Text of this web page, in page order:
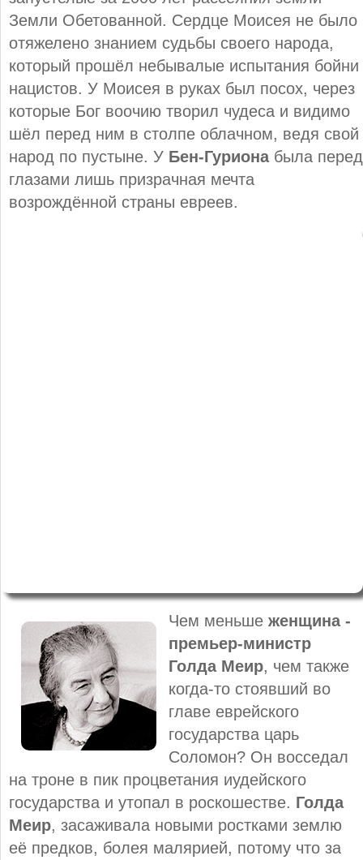
Земли Обетованной. Сердце Моисея не было
отяжелено знанием судьбы своего народа,
который прошёл небывалые испытания бойни
нацистов. У Моисея в руках был посох, через
которые Бог воочию творил чудеса и видимо
шёл перед ним в столпе облачном, ведя свой
народ по пустыне. У Бен-Гурионабыла перед
глазами лишь призрачная мечта
возрождённой страны евреев.
Чем меньше женщина -
премьер-министр
Голда Меир, чем также
когда-то стоявший во
главе еврейского
государства царь
Соломон? Он восседал
на троне в пик процветания иудейского
государства и утопал в роскошестве. Голда
Меир, засаживала новыми ростками землю
её предков, болея малярией, потому что за